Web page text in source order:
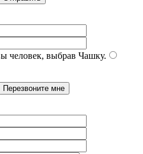
человек, выбрав Чашку.